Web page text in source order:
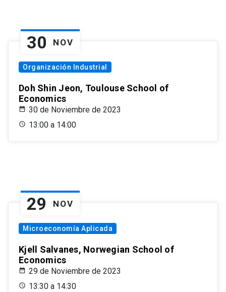
30 NOV
Organización Industrial
Doh Shin Jeon, Toulouse School of
Economics
30 de Noviembre de 2023
13:00 a 14:00
29 NOV
Microeconomía Aplicada
Kjell Salvanes, Norwegian School of
Economics
29 de Noviembre de 2023
13:30 a 14:30